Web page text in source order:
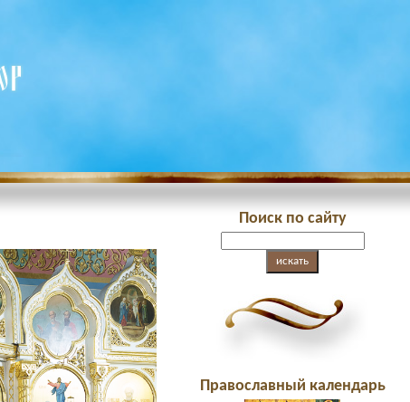
Поиск по сайту
Православный календарь